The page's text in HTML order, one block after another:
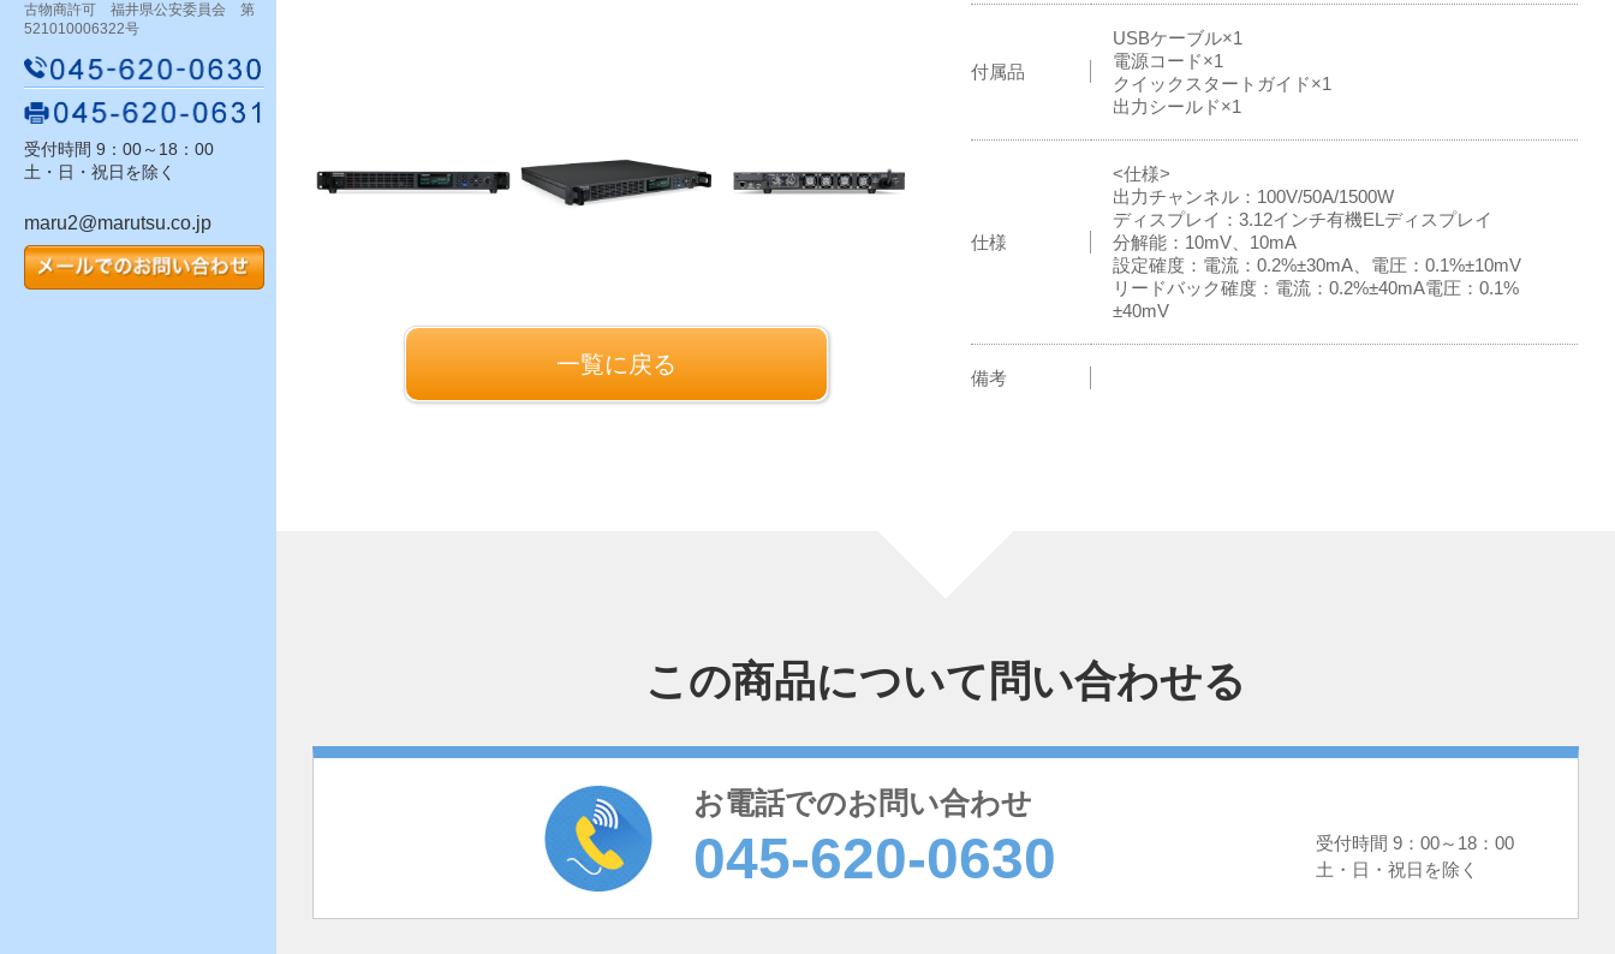
古物商許可 福井県公安委員会 第
521010006322号
受付時間 9：00～18：00
土・日・祝日を除く
maru2@marutsu.co.jp
一覧に戻る
付属品
USBケーブル×1
電源コード×1
クイックスタートガイド×1
出力シールド×1
仕様
<仕様>
出力チャンネル：100V/50A/1500W
ディスプレイ：3.12インチ有機ELディスプレイ
分解能：10mV、10mA
設定確度：電流：0.2%±30mA、電圧：0.1%±10mV
リードバック確度：電流：0.2%±40mA電圧：0.1%
±40mV
備考
この商品について問い合わせる
お電話でのお問い合わせ
045-620-0630
受付時間 9：00～18：00
土・日・祝日を除く